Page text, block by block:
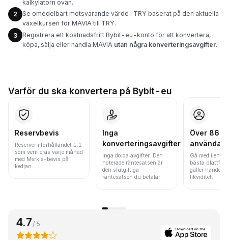
kalkylatorn ovan.
2
Se omedelbart motsvarande värde i TRY baserat på den aktuella
växelkursen för MAVIA till TRY.
3
Registrera ett kostnadsfritt Bybit-eu-konto för att konvertera,
köpa, sälja eller handla MAVIA utan några konverteringsavgifter.
Varför du ska konvertera på Bybit-eu
Reservbevis
Reserver i förhållandet 1:1
som verifieras varje månad
med Merkle-bevis på
kedjan.
Inga
konverteringsavgifter
Inga dolda avgifter. Den
noterade räntesatsen är
den slutgiltiga
räntesatsen du betalar.
Över 86
Gå med i en
bästa
gäller
likviditet.
4.7 / 5